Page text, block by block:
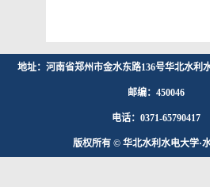
地址：河南省郑州市金水东路136号华北水利
邮编：450046
电话：0371-65790417
版权所有 © 华北水利水电大学·